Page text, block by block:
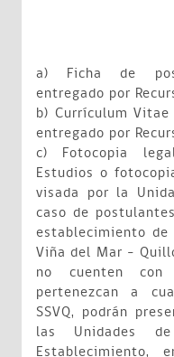
a) Ficha de
entregado por
b) Currículum
entregado por
c) Fotocopia
Estudios o
visada por la
caso de
establecimiento de
Viña del Mar –
no cuenten
pertenezcan a
SSVQ, podrán
las Unidades